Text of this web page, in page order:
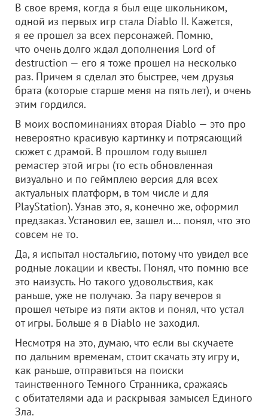
В свое время, когда я был еще школьником,
одной из первых игр стала Diablo II. Кажется,
я ее прошел за всех персонажей. Помню,
что очень долго ждал дополнения Lord of
destruction — его я тоже прошел на несколько
раз. Причем я сделал это быстрее, чем друзья
брата (которые старше меня на пять лет), и очень
этим гордился.
В моих воспоминаниях вторая Diablo — это про
невероятно красивую картинку и потрясающий
сюжет с драмой. В прошлом году вышел
ремастер этой игры (то есть обновленная
визуально и по геймплею версия для всех
актуальных платформ, в том числе и для
PlayStation). Узнав это, я, конечно же, оформил
предзаказ. Установил ее, зашел и… понял, что это
совсем не то.
Да, я испытал ностальгию, потому что увидел все
родные локации и квесты. Понял, что помню все
это наизусть. Но такого удовольствия, как
раньше, уже не получаю. За пару вечеров я
прошел четыре из пяти актов и понял, что устал
от игры. Больше я в Diablo не заходил.
Несмотря на это, думаю, что если вы скучаете
по дальним временам, стоит скачать эту игру и,
как раньше, отправиться на поиски
таинственного Темного Странника, сражаясь
с обитателями ада и раскрывая замысел Единого
Зла.